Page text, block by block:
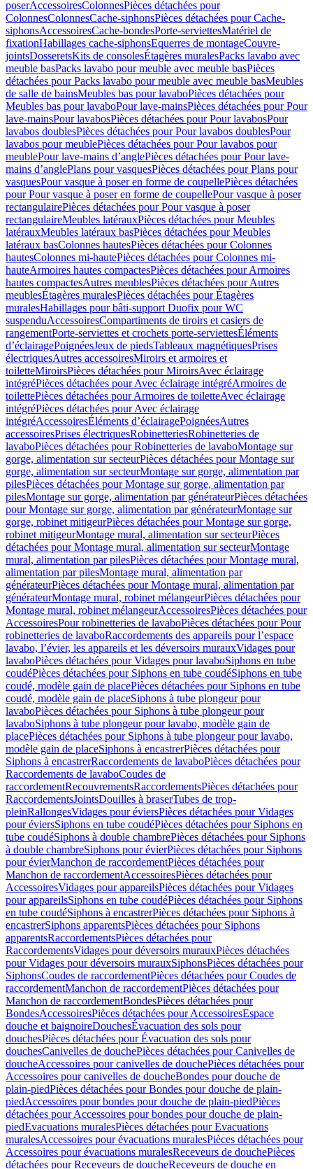
poserAccessoiresColonnesPièces détachées pour
ColonnesColonnesCache-siphonsPièces détachées pour Cache-
siphonsAccessoiresCache-bondesPorte-serviettesMatériel de
fixationHabillages cache-siphonsEquerres de montageCouvre-
jointsDosseretsKits de consolesÉtagères muralesPacks lavabo avec
meuble basPacks lavabo pour meuble avec meuble basPièces
détachées pour Packs lavabo pour meuble avec meuble basMeubles
de salle de bainsMeubles bas pour lavaboPièces détachées pour
Meubles bas pour lavaboPour lave-mainsPièces détachées pour Pour
lave-mainsPour lavabosPièces détachées pour Pour lavabosPour
lavabos doublesPièces détachées pour Pour lavabos doublesPour
lavabos pour meublePièces détachées pour Pour lavabos pour
meublePour lave-mains d’anglePièces détachées pour Pour lave-
mains d’anglePlans pour vasquesPièces détachées pour Plans pour
vasquesPour vasque à poser en forme de coupellePièces détachées
pour Pour vasque à poser en forme de coupellePour vasque à poser
rectangulairePièces détachées pour Pour vasque à poser
rectangulaireMeubles latérauxPièces détachées pour Meubles
latérauxMeubles latéraux basPièces détachées pour Meubles
latéraux basColonnes hautesPièces détachées pour Colonnes
hautesColonnes mi-hautePièces détachées pour Colonnes mi-
hauteArmoires hautes compactesPièces détachées pour Armoires
hautes compactesAutres meublesPièces détachées pour Autres
meublesÉtagères muralesPièces détachées pour Étagères
muralesHabillages pour bâti-support Duofix pour WC
suspenduAccessoiresCompartiments de tiroirs et casiers de
rangementPorte-serviettes et crochets porte-serviettesÉléments
d’éclairagePoignéesJeux de piedsTableaux magnétiquesPrises
électriquesAutres accessoiresMiroirs et armoires et
toiletteMiroirsPièces détachées pour MiroirsAvec éclairage
intégréPièces détachées pour Avec éclairage intégréArmoires de
toilettePièces détachées pour Armoires de toiletteAvec éclairage
intégréPièces détachées pour Avec éclairage
intégréAccessoiresÉléments d’éclairagePoignéesAutres
accessoiresPrises électriquesRobinetteriesRobinetteries de
lavaboPièces détachées pour Robinetteries de lavaboMontage sur
gorge, alimentation sur secteurPièces détachées pour Montage sur
gorge, alimentation sur secteurMontage sur gorge, alimentation par
pilesPièces détachées pour Montage sur gorge, alimentation par
pilesMontage sur gorge, alimentation par générateurPièces détachées
pour Montage sur gorge, alimentation par générateurMontage sur
gorge, robinet mitigeurPièces détachées pour Montage sur gorge,
robinet mitigeurMontage mural, alimentation sur secteurPièces
détachées pour Montage mural, alimentation sur secteurMontage
mural, alimentation par pilesPièces détachées pour Montage mural,
alimentation par pilesMontage mural, alimentation par
générateurPièces détachées pour Montage mural, alimentation par
générateurMontage mural, robinet mélangeurPièces détachées pour
Montage mural, robinet mélangeurAccessoiresPièces détachées pour
AccessoiresPour robinetteries de lavaboPièces détachées pour Pour
robinetteries de lavaboRaccordements des appareils pour l’espace
lavabo, l’évier, les appareils et les déversoirs murauxVidages pour
lavaboPièces détachées pour Vidages pour lavaboSiphons en tube
coudéPièces détachées pour Siphons en tube coudéSiphons en tube
coudé, modèle gain de placePièces détachées pour Siphons en tube
coudé, modèle gain de placeSiphons à tube plongeur pour
lavaboPièces détachées pour Siphons à tube plongeur pour
lavaboSiphons à tube plongeur pour lavabo, modèle gain de
placePièces détachées pour Siphons à tube plongeur pour lavabo,
modèle gain de placeSiphons à encastrerPièces détachées pour
Siphons à encastrerRaccordements de lavaboPièces détachées pour
Raccordements de lavaboCoudes de
raccordementRecouvrementsRaccordementsPièces détachées pour
RaccordementsJointsDouilles à braserTubes de trop-
pleinRallongesVidages pour éviersPièces détachées pour Vidages
pour éviersSiphons en tube coudéPièces détachées pour Siphons en
tube coudéSiphons à double chambrePièces détachées pour Siphons
à double chambreSiphons pour évierPièces détachées pour Siphons
pour évierManchon de raccordementPièces détachées pour
Manchon de raccordementAccessoiresPièces détachées pour
AccessoiresVidages pour appareilsPièces détachées pour Vidages
pour appareilsSiphons en tube coudéPièces détachées pour Siphons
en tube coudéSiphons à encastrerPièces détachées pour Siphons à
encastrerSiphons apparentsPièces détachées pour Siphons
apparentsRaccordementsPièces détachées pour
RaccordementsVidages pour déversoirs murauxPièces détachées
pour Vidages pour déversoirs murauxSiphonsPièces détachées pour
SiphonsCoudes de raccordementPièces détachées pour Coudes de
raccordementManchon de raccordementPièces détachées pour
Manchon de raccordementBondesPièces détachées pour
BondesAccessoiresPièces détachées pour AccessoiresEspace
douche et baignoireDouchesÉvacuation des sols pour
douchesPièces détachées pour Évacuation des sols pour
douchesCanivelles de douchePièces détachées pour Canivelles de
doucheAccessoires pour canivelles de douchePièces détachées pour
Accessoires pour canivelles de doucheBondes pour douche de
plain-piedPièces détachées pour Bondes pour douche de plain-
piedAccessoires pour bondes pour douche de plain-piedPièces
détachées pour Accessoires pour bondes pour douche de plain-
piedEvacuations muralesPièces détachées pour Evacuations
muralesAccessoires pour évacuations muralesPièces détachées pour
Accessoires pour évacuations muralesReceveurs de douchePièces
détachées pour Receveurs de doucheReceveurs de douche en